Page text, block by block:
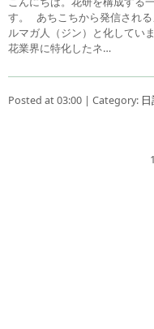
す。 あちこちから発信され
ルマガ人（ジン）と化してい
花業界に特化したネ…
Posted at 03:00 | Category: